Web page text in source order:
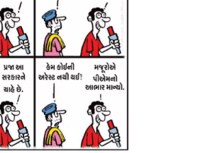
ઑસ્ટ્રેલિયામાં હોવાનો
દાવો કર્યો, પોલીસે
દફનાવેલો મૃતદેહ શોધી
કાઢ્યો